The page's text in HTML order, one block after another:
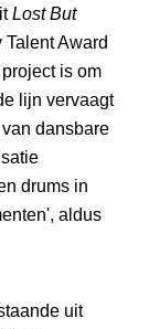
Lost But
Award
is om
lijn vervaagt
dansbare
drums in
aldus
uit